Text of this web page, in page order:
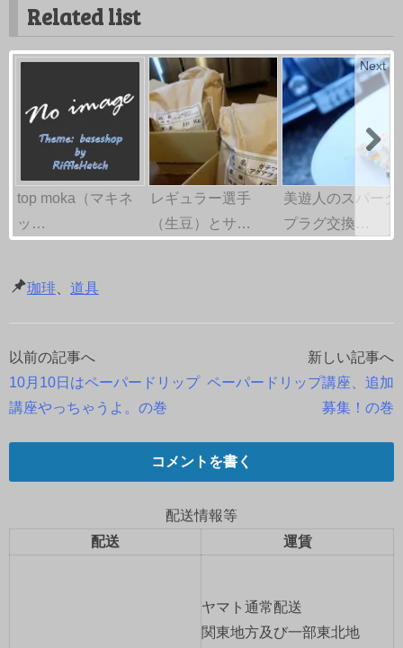
Related list
top moka（マキネ
ッ…
レギュラー選手
（生豆）とサ…
美遊人のスパーク
プラグ交換…
Next
珈琲 道具
投
稿
ナ
ビ
ー
以前の記事へ
10月10日はペーパードリップ
講座やっちゃうよ。の巻
新しい記事へ
ペーパードリップ講座、追加
募集！の巻
コメントを書く
配送情報等
配送
運賃
ヤマト通常配送
関東地方及び一部東北地